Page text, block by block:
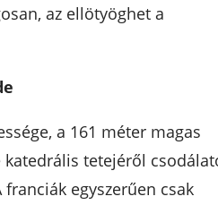
az ellötyöghet a
a 161 méter magas
tetejéről
egyszerűen csak